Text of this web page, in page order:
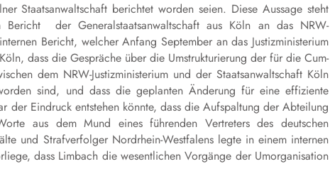
Staatsanwaltschaft berichtet worden seien. Diese Aussage steht
der Generalstaatsanwaltschaft aus Köln an das NRW-
Bericht, welcher Anfang September an das Justizministerium
dass die Gespräche über die Umstrukturierung der für die Cum-
dem NRW-Justizministerium und der Staatsanwaltschaft Köln
sind, und dass die geplanten Änderung für eine effiziente
der Eindruck entstehen könnte, dass die Aufspaltung der Abteilung
aus dem Mund eines führenden Vertreters des deutschen
und Strafverfolger Nordrhein-Westfalens legte in einem internen
dass Limbach die wesentlichen Vorgänge der Umorganisation